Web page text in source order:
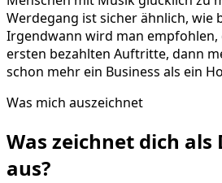
Werdegang ist sicher ähnlich, wie
Irgendwann wird man
ersten bezahlten Auftritte, dann
schon mehr ein Business als ein
Was mich auszeichnet
Was zeichnet dich als
aus?